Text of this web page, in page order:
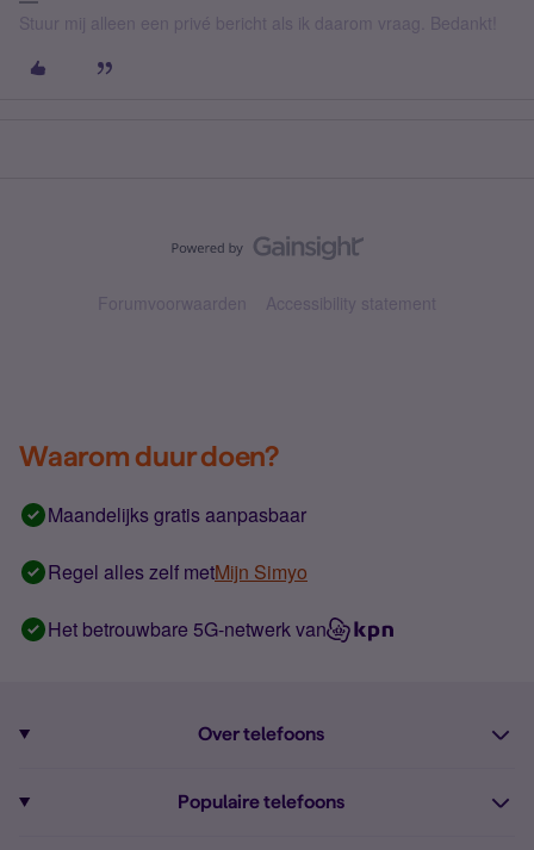
Stuur mij alleen een privé bericht als ik daarom vraag. Bedankt!
Forumvoorwaarden Accessibility statement
Waarom duur doen?
Maandelijks gratis aanpasbaar
Regel alles zelf metMijn Simyo
Het betrouwbare 5G-netwerk van
Over telefoons
Populaire telefoons